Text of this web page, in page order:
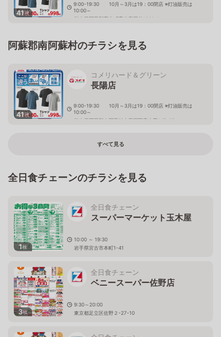
41枚
9:00-19:30 10月～3月は19：00閉店 ※灯油販売は
10:00～
熊本県阿蘇郡高森町高森字豆前1986-1
阿蘇郡南阿蘇村のチラシを見る
41枚
コメリハード＆グリーン
長陽店
9:00-19:30 10月～3月は19：00閉店 ※灯油販売は
10:00～
熊本県阿蘇郡南阿蘇村大字下野字山田147-27
すべて見る
全日食チェーンのチラシを見る
1枚
全日食チェーン
スーパーマーケット玉木屋
10:00 ～ 19:30
岩手県宮古市本町1-41
3枚
全日食チェーン
ベニースーパー佐野店
9:30～20:00
東京都足立区佐野２-27-10